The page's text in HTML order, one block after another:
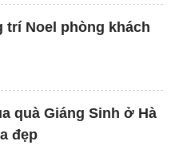
trí Noel phòng khách
quà Giáng Sinh ở Hà
đẹp